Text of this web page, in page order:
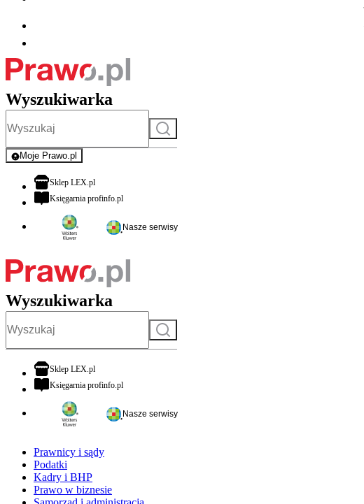
Wyszukiwarka
Szukaj
Moje Prawo.pl
- rejestracja i logowanie do serwisu
Sklep LEX.plotwiera się w nowej karcie
Księgarnia profinfo.plotwiera się w nowej karcie
Nasze serwisy
Wyszukiwarka
Szukaj
Sklep LEX.plotwiera się w nowej karcie
Księgarnia profinfo.plotwiera się w nowej karcie
Nasze serwisy
Prawnicy i sądy
Podatki
Kadry i BHP
Prawo w biznesie